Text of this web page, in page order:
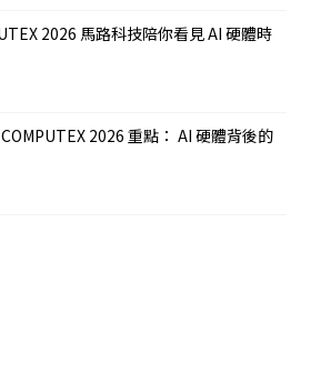
2026 馬路科技陪你看見 AI 硬體時
2026 重點： AI 硬體背後的